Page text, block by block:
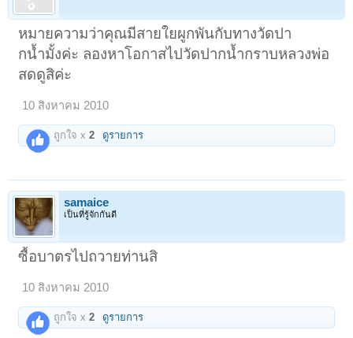
หมายความว่าคุณมีสายใยผูกพันกับทางวัดปา
กน้ำมั้งค่ะ ลองหาโอกาสไปวัดปากน้ำกราบหลวงพ่อ
สดดูสิค่ะ
10 สิงหาคม 2010
ถูกใจ x2 ดูรายการ
samaice
เป็นที่รู้จักกันดี
ซื้อบาตรไปถวายท่านสิ
10 สิงหาคม 2010
ถูกใจ x2 ดูรายการ